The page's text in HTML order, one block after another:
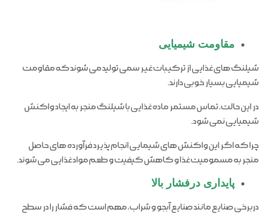
مقاومت شیمیایی
شیلنگ های غذایی از ترکیبات غیر سمی تولید می شوند که مقاومت
شیمیایی بسیار خوبی دارند.
در این حالت، تماس مستمر ماده غذایی با شیلنگ منجر به ایجاد واکنش
شیمیایی نمی شود.
چرا که اگر این واکنش های شیمایی انجام پذیرد فرآورده های حاصل
منجر به مسمومیت غذا و کاهش کیفیت و طعم مواد غذایی می شوند.
پایداری درفشار بالا
دربرخی صنایع مانند صنایع آبجو و شراب، مهم است که فشار را در سطح